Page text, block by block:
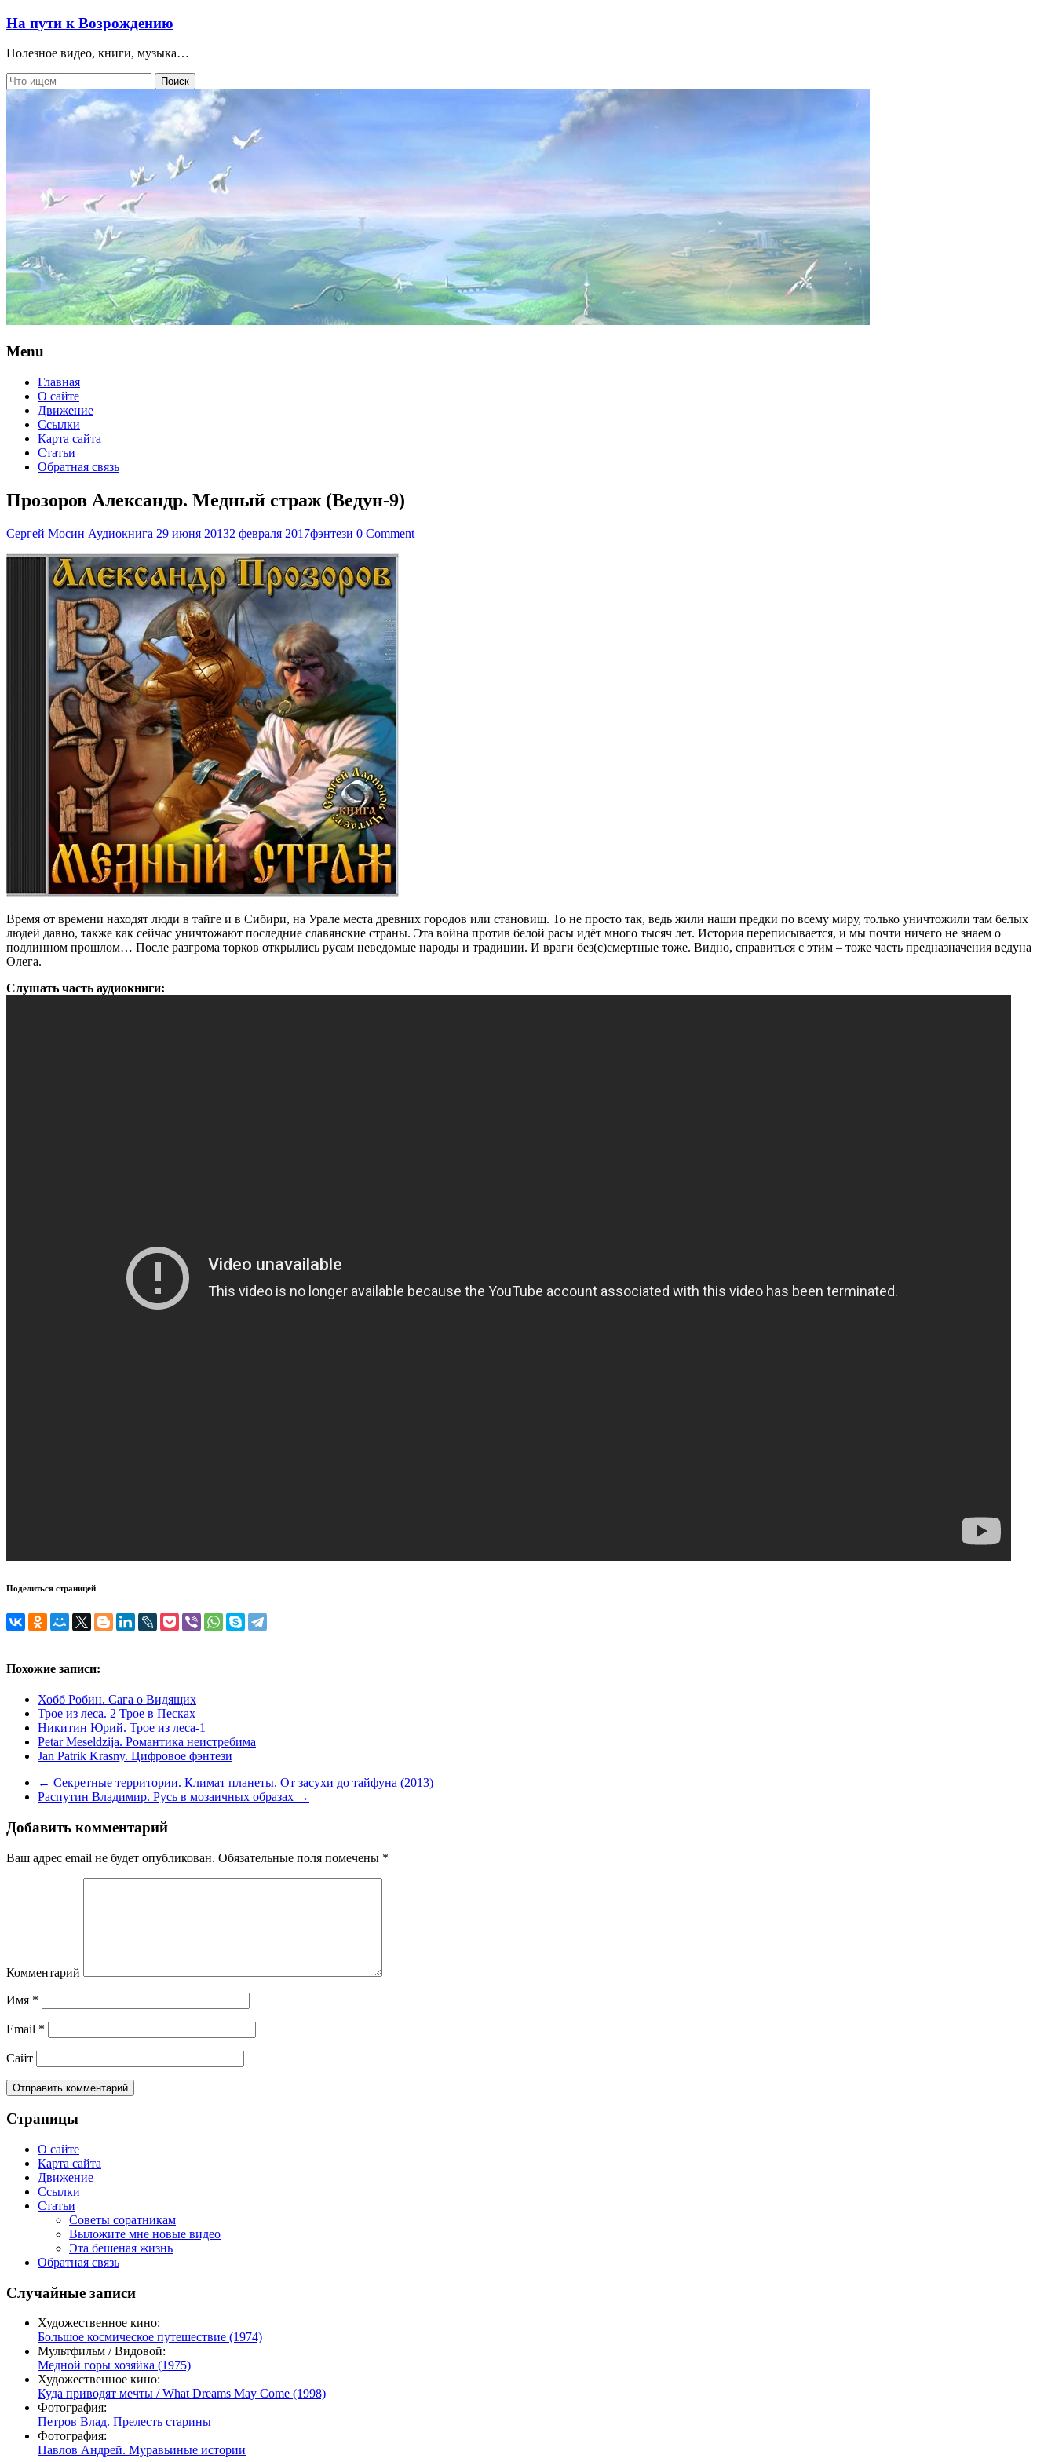
На пути к Возрождению
Полезное видео, книги, музыка…
Menu
Главная
О сайте
Движение
Ссылки
Карта сайта
Статьи
Обратная связь
Прозоров Александр. Медный страж (Ведун-9)
Сергей Мосин Аудиокнига 29 июня 20132 февраля 2017фэнтези 0 Comment
Время от времени находят люди в тайге и в Сибири, на Урале места древних городов или становищ. То не просто так, ведь жили наши предки по всему миру, только уничтожили там белых
людей давно, также как сейчас уничтожают последние славянские страны. Эта война против белой расы идёт много тысяч лет. История переписывается, и мы почти ничего не знаем о
подлинном прошлом… После разгрома торков открылись русам неведомые народы и традиции. И враги без(с)смертные тоже. Видно, справиться с этим – тоже часть предназначения ведуна
Олега.
Слушать часть аудиокниги:
Поделиться страницей
Похожие записи:
Хобб Робин. Сага о Видящих
Трое из леса. 2 Трое в Песках
Никитин Юрий. Трое из леса-1
Petar Meseldzija. Романтика неистребима
Jan Patrik Krasny. Цифровое фэнтези
← Секретные территории. Климат планеты. От засухи до тайфуна (2013)
Распутин Владимир. Русь в мозаичных образах →
Добавить комментарий
Ваш адрес email не будет опубликован. Обязательные поля помечены *
Комментарий
Имя *
Email *
Сайт
Страницы
О сайте
Карта сайта
Движение
Ссылки
Статьи
Советы соратникам
Выложите мне новые видео
Эта бешеная жизнь
Обратная связь
Случайные записи
Художественное кино:
Большое космическое путешествие (1974)
Мультфильм / Видовой:
Медной горы хозяйка (1975)
Художественное кино:
Куда приводят мечты / What Dreams May Come (1998)
Фотография:
Петров Влад. Прелесть старины
Фотография:
Павлов Андрей. Муравьиные истории